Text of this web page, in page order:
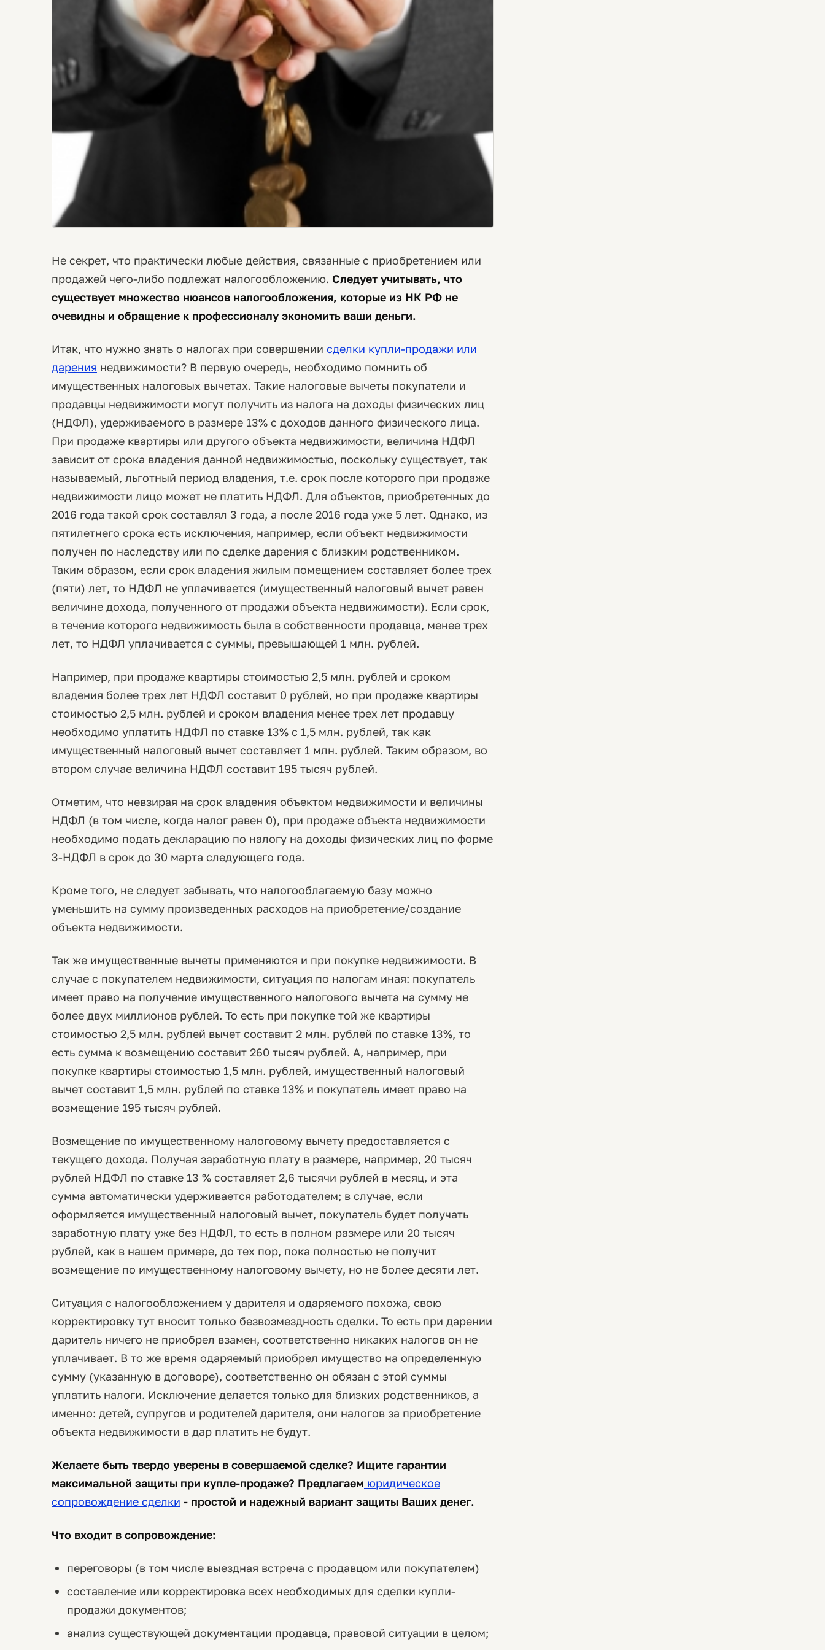
Не секрет, что практически любые действия, связанные с приобретением или
продажей чего-либо подлежат налогообложению. Следует учитывать, что
существует множество нюансов налогообложения, которые из НК РФ не
очевидны и обращение к профессионалу экономить ваши деньги.
Итак, что нужно знать о налогах при совершении сделки купли-продажи или
дарения недвижимости? В первую очередь, необходимо помнить об
имущественных налоговых вычетах. Такие налоговые вычеты покупатели и
продавцы недвижимости могут получить из налога на доходы физических лиц
(НДФЛ), удерживаемого в размере 13% с доходов данного физического лица.
При продаже квартиры или другого объекта недвижимости, величина НДФЛ
зависит от срока владения данной недвижимостью, поскольку существует, так
называемый, льготный период владения, т.е. срок после которого при продаже
недвижимости лицо может не платить НДФЛ. Для объектов, приобретенных до
2016 года такой срок составлял 3 года, а после 2016 года уже 5 лет. Однако, из
пятилетнего срока есть исключения, например, если объект недвижимости
получен по наследству или по сделке дарения с близким родственником.
Таким образом, если срок владения жилым помещением составляет более трех
(пяти) лет, то НДФЛ не уплачивается (имущественный налоговый вычет равен
величине дохода, полученного от продажи объекта недвижимости). Если срок,
в течение которого недвижимость была в собственности продавца, менее трех
лет, то НДФЛ уплачивается с суммы, превышающей 1 млн. рублей.
Например, при продаже квартиры стоимостью 2,5 млн. рублей и сроком
владения более трех лет НДФЛ составит 0 рублей, но при продаже квартиры
стоимостью 2,5 млн. рублей и сроком владения менее трех лет продавцу
необходимо уплатить НДФЛ по ставке 13% с 1,5 млн. рублей, так как
имущественный налоговый вычет составляет 1 млн. рублей. Таким образом, во
втором случае величина НДФЛ составит 195 тысяч рублей.
Отметим, что невзирая на срок владения объектом недвижимости и величины
НДФЛ (в том числе, когда налог равен 0), при продаже объекта недвижимости
необходимо подать декларацию по налогу на доходы физических лиц по форме
3-НДФЛ в срок до 30 марта следующего года.
Кроме того, не следует забывать, что налогооблагаемую базу можно
уменьшить на сумму произведенных расходов на приобретение/создание
объекта недвижимости.
Так же имущественные вычеты применяются и при покупке недвижимости. В
случае с покупателем недвижимости, ситуация по налогам иная: покупатель
имеет право на получение имущественного налогового вычета на сумму не
более двух миллионов рублей. То есть при покупке той же квартиры
стоимостью 2,5 млн. рублей вычет составит 2 млн. рублей по ставке 13%, то
есть сумма к возмещению составит 260 тысяч рублей. А, например, при
покупке квартиры стоимостью 1,5 млн. рублей, имущественный налоговый
вычет составит 1,5 млн. рублей по ставке 13% и покупатель имеет право на
возмещение 195 тысяч рублей.
Возмещение по имущественному налоговому вычету предоставляется с
текущего дохода. Получая заработную плату в размере, например, 20 тысяч
рублей НДФЛ по ставке 13 % составляет 2,6 тысячи рублей в месяц, и эта
сумма автоматически удерживается работодателем; в случае, если
оформляется имущественный налоговый вычет, покупатель будет получать
заработную плату уже без НДФЛ, то есть в полном размере или 20 тысяч
рублей, как в нашем примере, до тех пор, пока полностью не получит
возмещение по имущественному налоговому вычету, но не более десяти лет.
Ситуация с налогообложением у дарителя и одаряемого похожа, свою
корректировку тут вносит только безвозмездность сделки. То есть при дарении
даритель ничего не приобрел взамен, соответственно никаких налогов он не
уплачивает. В то же время одаряемый приобрел имущество на определенную
сумму (указанную в договоре), соответственно он обязан с этой суммы
уплатить налоги. Исключение делается только для близких родственников, а
именно: детей, супругов и родителей дарителя, они налогов за приобретение
объекта недвижимости в дар платить не будут.
Желаете быть твердо уверены в совершаемой сделке? Ищите гарантии
максимальной защиты при купле-продаже? Предлагаем юридическое
сопровождение сделки - простой и надежный вариант защиты Ваших денег.
Что входит в сопровождение:
переговоры (в том числе выездная встреча с продавцом или покупателем)
составление или корректировка всех необходимых для сделки купли-
продажи документов;
анализ существующей документации продавца, правовой ситуации в целом;